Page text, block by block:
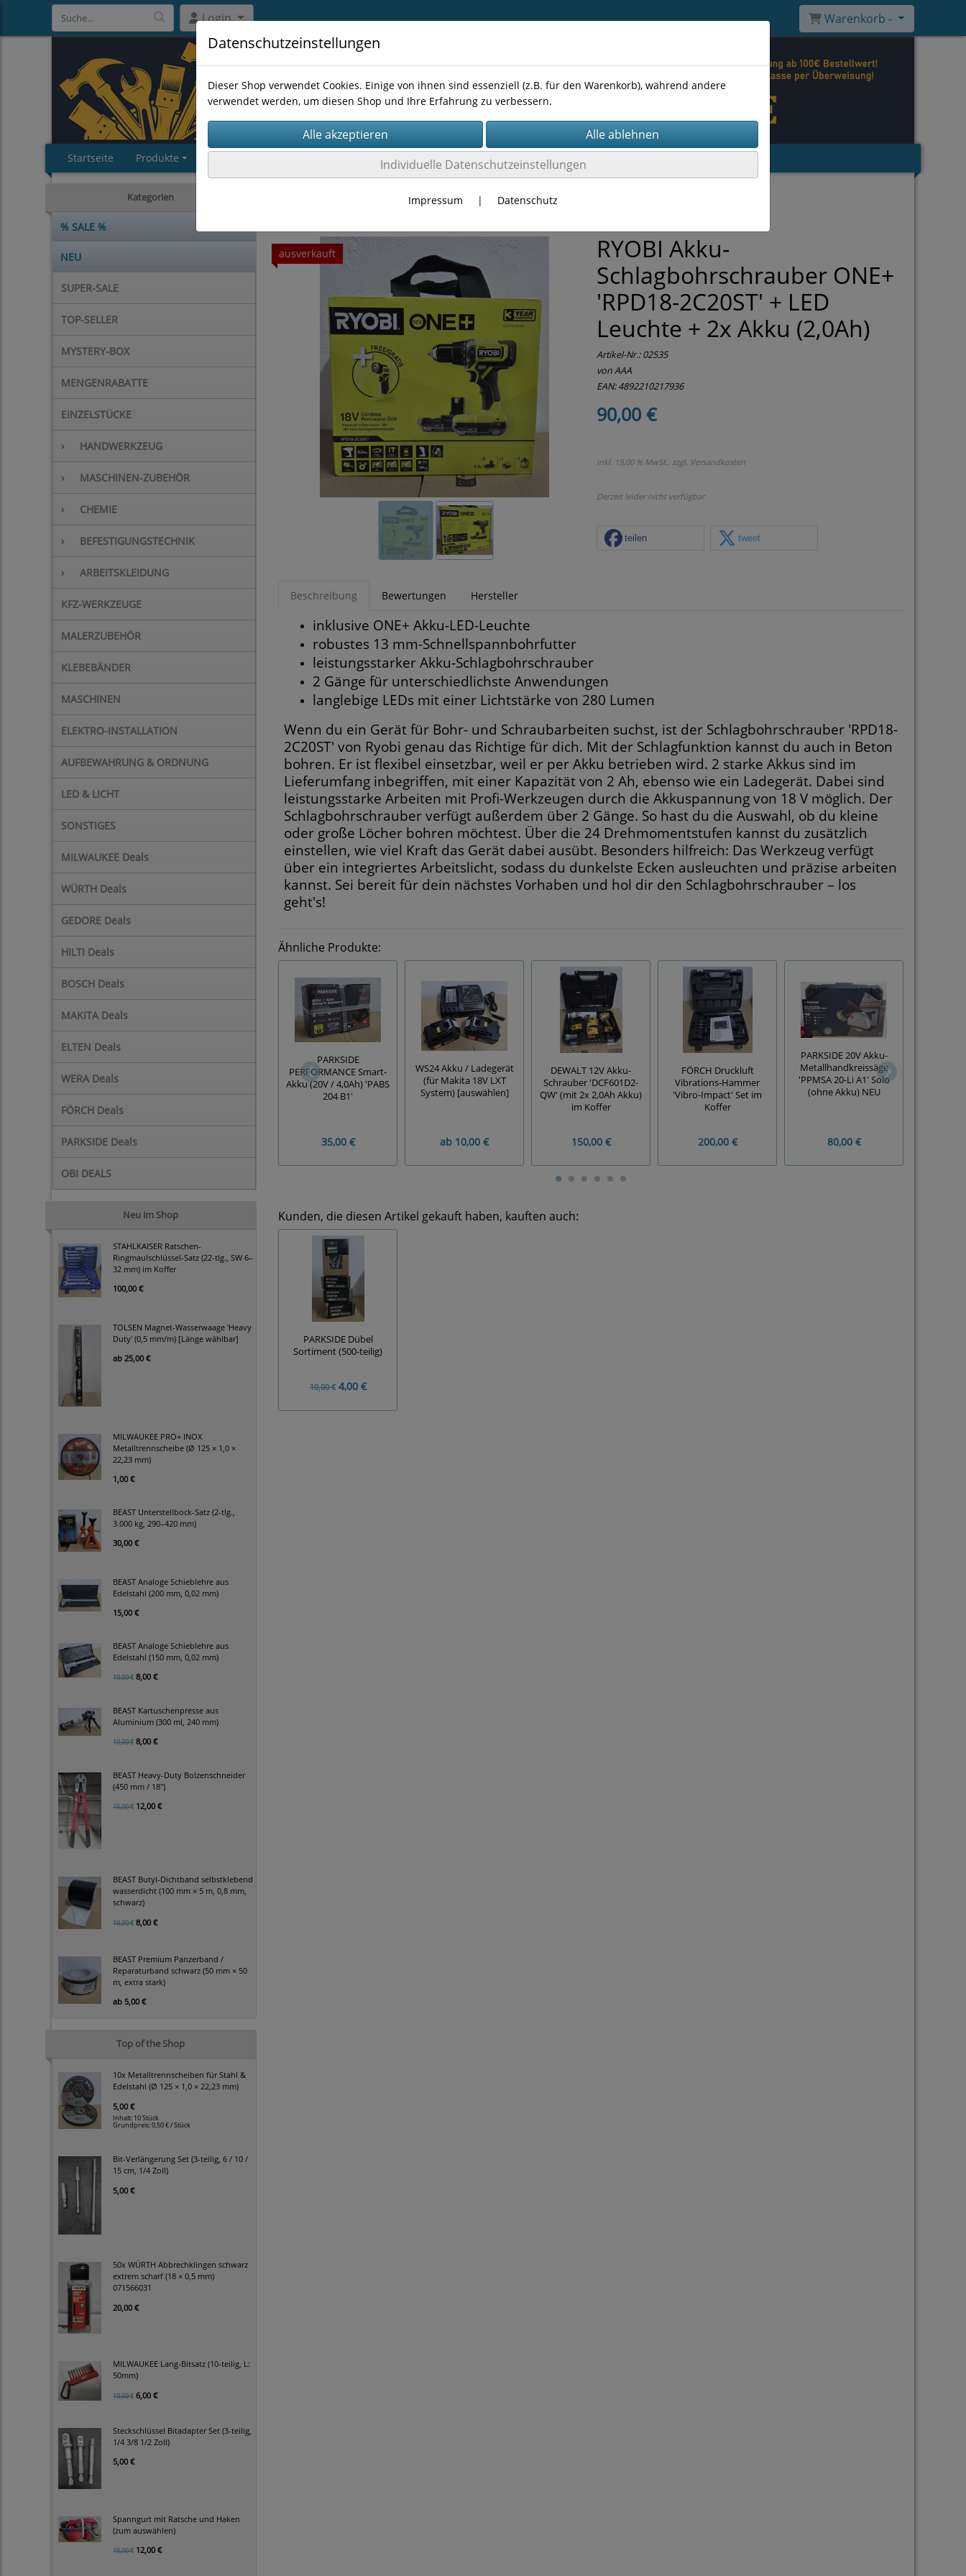
Login Warenkorb -
Startseite Produkte
Kategorien
% SALE %
NEU
SUPER-SALE
TOP-SELLER
MYSTERY-BOX
MENGENRABATTE
EINZELSTÜCKE
› HANDWERKZEUG
› MASCHINEN-ZUBEHÖR
› CHEMIE
› BEFESTIGUNGSTECHNIK
› ARBEITSKLEIDUNG
KFZ-WERKZEUGE
MALERZUBEHÖR
KLEBEBÄNDER
MASCHINEN
ELEKTRO-INSTALLATION
AUFBEWAHRUNG & ORDNUNG
LED & LICHT
SONSTIGES
MILWAUKEE Deals
WÜRTH Deals
GEDORE Deals
HILTI Deals
BOSCH Deals
MAKITA Deals
ELTEN Deals
WERA Deals
FÖRCH Deals
PARKSIDE Deals
OBI DEALS
Neu im Shop
STAHLKAISER Ratschen-
Ringmaulschlüssel-Satz (22-tlg., SW 6–
32 mm) im Koffer
100,00 €
TOLSEN Magnet-Wasserwaage 'Heavy
Duty' (0,5 mm/m) [Länge wählbar]
ab 25,00 €
MILWAUKEE PRO+ INOX
Metalltrennscheibe (Ø 125 × 1,0 ×
22,23 mm)
1,00 €
BEAST Unterstellbock-Satz (2-tlg.,
3.000 kg, 290–420 mm)
30,00 €
BEAST Analoge Schieblehre aus
Edelstahl (200 mm, 0,02 mm)
15,00 €
BEAST Analoge Schieblehre aus
Edelstahl (150 mm, 0,02 mm)
10,00 € 8,00 €
BEAST Kartuschenpresse aus
Aluminium (300 ml, 240 mm)
10,00 € 8,00 €
BEAST Heavy-Duty Bolzenschneider
(450 mm / 18")
15,00 € 12,00 €
BEAST Butyl-Dichtband selbstklebend
wasserdicht (100 mm × 5 m, 0,8 mm,
schwarz)
10,00 € 8,00 €
BEAST Premium Panzerband /
Reparaturband schwarz (50 mm × 50
m, extra stark)
ab 5,00 €
Top of the Shop
10x Metalltrennscheiben für Stahl &
Edelstahl (Ø 125 × 1,0 × 22,23 mm)
5,00 €
Inhalt: 10 Stück
Grundpreis:0,50 € / Stück
Bit-Verlängerung Set (3-teilig, 6 / 10 /
15 cm, 1/4 Zoll)
5,00 €
50x WÜRTH Abbrechklingen schwarz
extrem scharf (18 × 0,5 mm)
071566031
20,00 €
MILWAUKEE Lang-Bitsatz (10-teilig, L:
50mm)
10,00 € 6,00 €
Steckschlüssel Bitadapter Set (3-teilig,
1/4 3/8 1/2 Zoll)
5,00 €
Spanngurt mit Ratsche und Haken
(zum auswählen)
15,00 € 12,00 €
ausverkauft
RYOBI Akku-
Schlagbohrschrauber ONE+
'RPD18-2C20ST' + LED
Leuchte + 2x Akku (2,0Ah)
Artikel-Nr.:02535
von AAA
EAN: 4892210217936
90,00 €
inkl. 19,00 % MwSt., zzgl. Versandkosten
Derzeit leider nicht verfügbar
teilen tweet
Beschreibung Bewertungen Hersteller
inklusive ONE+ Akku-LED-Leuchte
robustes 13 mm-Schnellspannbohrfutter
leistungsstarker Akku-Schlagbohrschrauber
2 Gänge für unterschiedlichste Anwendungen
langlebige LEDs mit einer Lichtstärke von 280 Lumen
Wenn du ein Gerät für Bohr- und Schraubarbeiten suchst, ist der Schlagbohrschrauber 'RPD18-
2C20ST' von Ryobi genau das Richtige für dich. Mit der Schlagfunktion kannst du auch in Beton
bohren. Er ist flexibel einsetzbar, weil er per Akku betrieben wird. 2 starke Akkus sind im
Lieferumfang inbegriffen, mit einer Kapazität von 2 Ah, ebenso wie ein Ladegerät. Dabei sind
leistungsstarke Arbeiten mit Profi-Werkzeugen durch die Akkuspannung von 18 V möglich. Der
Schlagbohrschrauber verfügt außerdem über 2 Gänge. So hast du die Auswahl, ob du kleine
oder große Löcher bohren möchtest. Über die 24 Drehmomentstufen kannst du zusätzlich
einstellen, wie viel Kraft das Gerät dabei ausübt. Besonders hilfreich: Das Werkzeug verfügt
über ein integriertes Arbeitslicht, sodass du dunkelste Ecken ausleuchten und präzise arbeiten
kannst. Sei bereit für dein nächstes Vorhaben und hol dir den Schlagbohrschrauber – los
geht's!
Ähnliche Produkte:
PARKSIDE
PERFORMANCE Smart-
Akku (20V / 4,0Ah) 'PABS
204 B1'
35,00 €
WS24 Akku / Ladegerät
(für Makita 18V LXT
System) [auswählen]
ab 10,00 €
DEWALT 12V Akku-
Schrauber 'DCF601D2-
QW' (mit 2x 2,0Ah Akku)
im Koffer
150,00 €
FÖRCH Druckluft
Vibrations-Hammer
'Vibro-Impact' Set im
Koffer
200,00 €
PARKSIDE 20V Akku-
Metallhandkreissäge
'PPMSA 20-Li A1' Solo
(ohne Akku) NEU
80,00 €
Kunden, die diesen Artikel gekauft haben, kauften auch:
PARKSIDE Dübel
Sortiment (500-teilig)
10,00 €4,00 €
Datenschutzeinstellungen
Dieser Shop verwendet Cookies. Einige von ihnen sind essenziell (z.B. für den Warenkorb), während andere
verwendet werden, um diesen Shop und Ihre Erfahrung zu verbessern.
Individuelle Datenschutzeinstellungen
Impressum | Datenschutz